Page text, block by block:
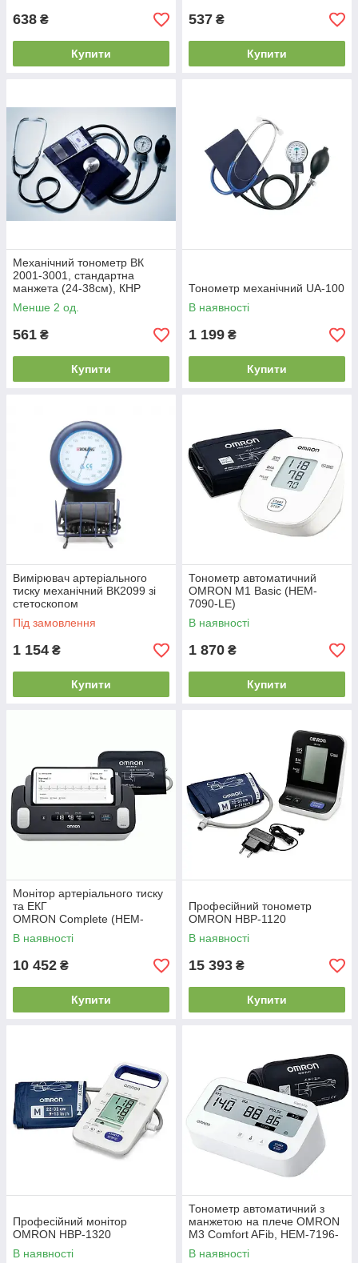
638 ₴
Купити
537 ₴
Купити
Механічний тонометр ВК
2001-3001, стандартна
манжета (24-38см), КНР
Менше 2 од.
561 ₴
Купити
Тонометр механічний UA-100
В наявності
1 199 ₴
Купити
Вимірювач артеріального
тиску механічний ВК2099 зі
стетоскопом
Під замовлення
1 154 ₴
Купити
Тонометр автоматичний
OMRON M1 Basic (HEM-
7090-LE)
В наявності
1 870 ₴
Купити
Монітор артеріального тиску
та ЕКГ
OMRON Complete (HEM-
7530T-E3)
В наявності
10 452 ₴
Купити
Професійний тонометр
OMRON HBP-1120
В наявності
15 393 ₴
Купити
Професійний монітор
OMRON HBP-1320
В наявності
Тонометр автоматичний з
манжетою на плече OMRON
M3 Comfort AFib, HEM-7196-
FLE
В наявності